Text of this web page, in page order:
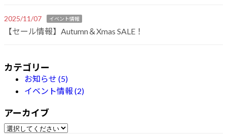
2025/11/07 イベント情報
【セール情報】Autumn＆Xmas SALE！
カテゴリー
お知らせ (5)
イベント情報 (2)
アーカイブ